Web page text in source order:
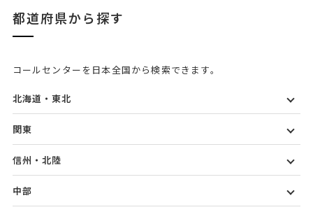
都道府県から探す
コールセンターを日本全国から検索できます。
北海道・東北
関東
信州・北陸
中部